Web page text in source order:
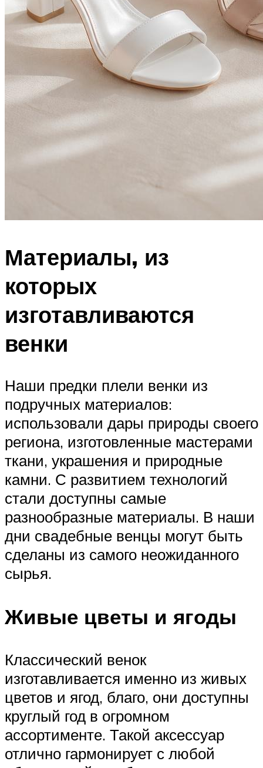
Материалы, из
которых
изготавливаются
венки
Наши предки плели венки из
подручных материалов:
использовали дары природы своего
региона, изготовленные мастерами
ткани, украшения и природные
камни. С развитием технологий
стали доступны самые
разнообразные материалы. В наши
дни свадебные венцы могут быть
сделаны из самого неожиданного
сырья.
Живые цветы и ягоды
Классический венок
изготавливается именно из живых
цветов и ягод, благо, они доступны
круглый год в огромном
ассортименте. Такой аксессуар
отлично гармонирует с любой